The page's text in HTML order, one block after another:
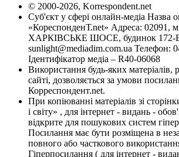
© 2000-2026, Korrespondent.net
Суб'єкт у сфері онлайн-медіа Назва
«КореспонденТ.net» Адреса: 02091,
ХАРКІВСЬКЕ ШОСЕ, будинок 172-Б,
sunlight@mediadim.com.ua Телефон:
Ідентифікатор медіа – R40-06068
Використання будь-яких матеріалів,
сайті, дозволяється за умови
Корреспондент.net.
При копіюванні матеріалів зі
і світу» , для інтернет - видань -
відкрите для пошукових систем
Посилання має бути розміщена в
повного або часткового
Гіперпосилання ( для інтернет -